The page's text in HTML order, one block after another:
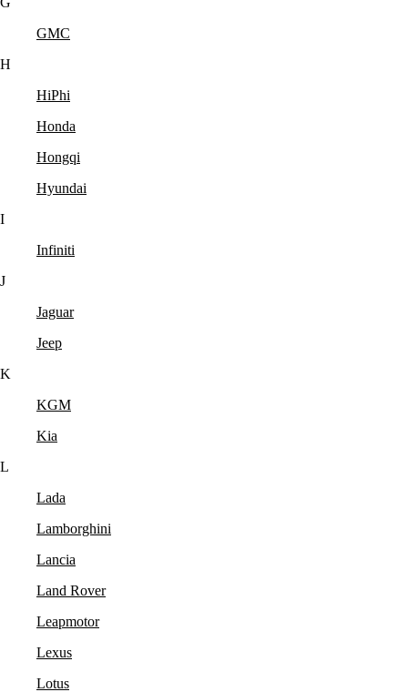
GMC
H
HiPhi
Honda
Hongqi
Hyundai
I
Infiniti
J
Jaguar
Jeep
K
KGM
Kia
L
Lada
Lamborghini
Lancia
Land Rover
Leapmotor
Lexus
Lotus